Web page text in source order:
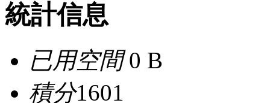
統計信息
已用空間0 B
積分1601